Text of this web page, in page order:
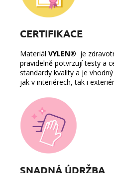
CERTIFIKACE
Materiál VYLEN® je
pravidelně potvrzují testy a
standardy kvality a je
jak v interiérech, tak i
SNADNÁ ÚDRŽBA